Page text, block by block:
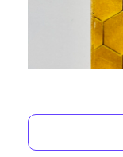
Ангельське
Сакральні тури